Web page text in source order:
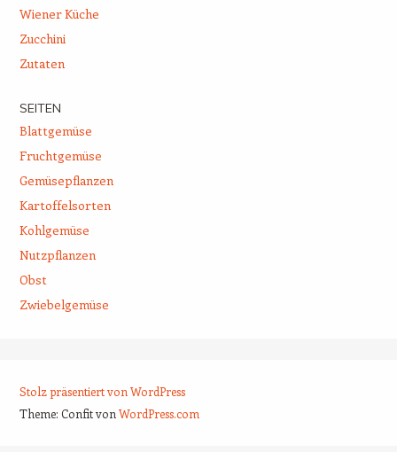
Wiener Küche
Zucchini
Zutaten
SEITEN
Blattgemüse
Fruchtgemüse
Gemüsepflanzen
Kartoffelsorten
Kohlgemüse
Nutzpflanzen
Obst
Zwiebelgemüse
Stolz präsentiert von WordPress
Theme: Confit von WordPress.com